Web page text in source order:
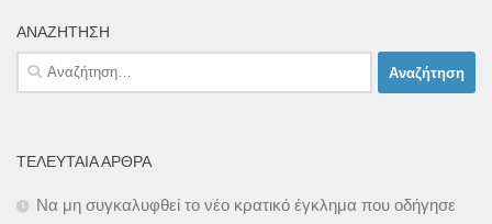
ΑΝΑΖΉΤΗΣΗ
Αναζήτηση
για:
ΤΕΛΕΥΤΑΊΑ ΆΡΘΡΑ
Να μη συγκαλυφθεί το νέο κρατικό έγκλημα που οδήγησε